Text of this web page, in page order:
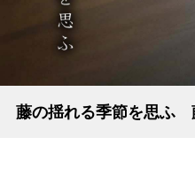
藤の揺れる季節を思ふ